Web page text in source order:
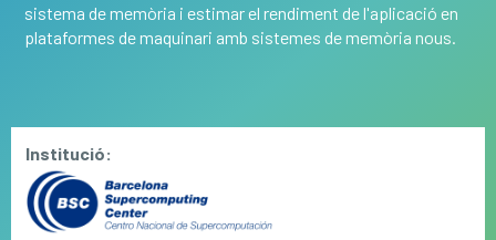
sistema de memòria i estimar el rendiment de l'aplicació en
plataformes de maquinari amb sistemes de memòria nous.
Institució: